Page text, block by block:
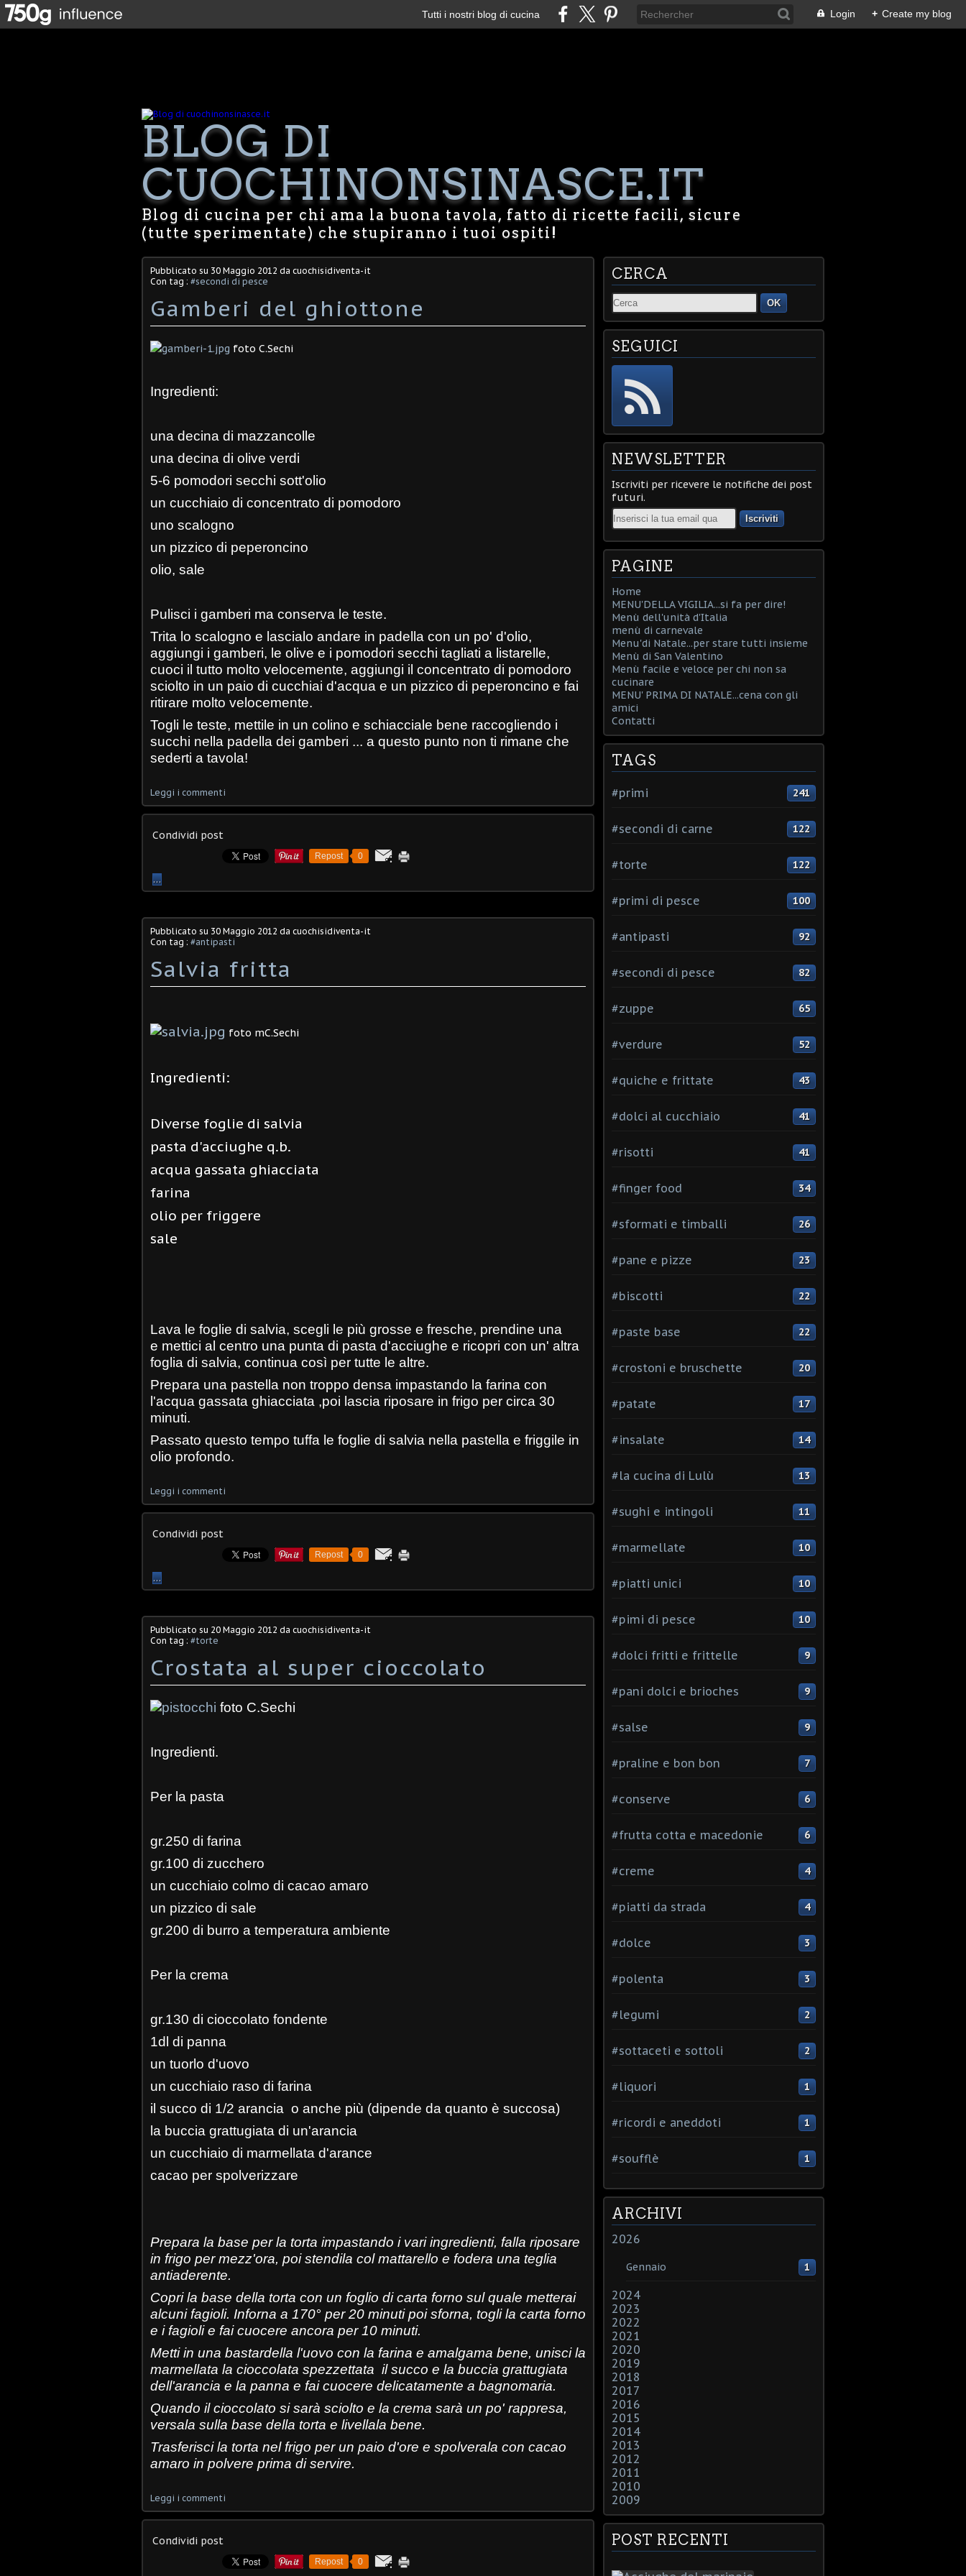
Tutti i nostri blog di cucina Login + Create my blog
BLOG DI
CUOCHINONSINASCE.IT
Blog di cucina per chi ama la buona tavola, fatto di ricette facili, sicure
(tutte sperimentate) che stupiranno i tuoi ospiti!
Pubblicato su 30 Maggio 2012 da cuochisidiventa-it
Con tag : #secondi di pesce
Gamberi del ghiottone
foto C.Sechi
Ingredienti:
una decina di mazzancolle
una decina di olive verdi
5-6 pomodori secchi sott'olio
un cucchiaio di concentrato di pomodoro
uno scalogno
un pizzico di peperoncino
olio, sale
Pulisci i gamberi ma conserva le teste.
Trita lo scalogno e lascialo andare in padella con un po' d'olio,
aggiungi i gamberi, le olive e i pomodori secchi tagliati a listarelle,
cuoci il tutto molto velocemente, aggiungi il concentrato di pomodoro
sciolto in un paio di cucchiai d'acqua e un pizzico di peperoncino e fai
ritirare molto velocemente.
Togli le teste, mettile in un colino e schiacciale bene raccogliendo i
succhi nella padella dei gamberi ... a questo punto non ti rimane che
sederti a tavola!
Leggi i commenti
Condividi post
Repost 0
…
Pubblicato su 30 Maggio 2012 da cuochisidiventa-it
Con tag : #antipasti
Salvia fritta
foto mC.Sechi
Ingredienti:
Diverse foglie di salvia
pasta d'acciughe q.b.
acqua gassata ghiacciata
farina
olio per friggere
sale
Lava le foglie di salvia, scegli le più grosse e fresche, prendine una
e mettici al centro una punta di pasta d'acciughe e ricopri con un' altra
foglia di salvia, continua così per tutte le altre.
Prepara una pastella non troppo densa impastando la farina con
l'acqua gassata ghiacciata ,poi lascia riposare in frigo per circa 30
minuti.
Passato questo tempo tuffa le foglie di salvia nella pastella e friggile in
olio profondo.
Leggi i commenti
Condividi post
Repost 0
…
Pubblicato su 20 Maggio 2012 da cuochisidiventa-it
Con tag : #torte
Crostata al super cioccolato
foto C.Sechi
Ingredienti.
Per la pasta
gr.250 di farina
gr.100 di zucchero
un cucchiaio colmo di cacao amaro
un pizzico di sale
gr.200 di burro a temperatura ambiente
Per la crema
gr.130 di cioccolato fondente
1dl di panna
un tuorlo d'uovo
un cucchiaio raso di farina
il succo di 1/2 arancia o anche più (dipende da quanto è succosa)
la buccia grattugiata di un'arancia
un cucchiaio di marmellata d'arance
cacao per spolverizzare
Prepara la base per la torta impastando i vari ingredienti, falla riposare
in frigo per mezz'ora, poi stendila col mattarello e fodera una teglia
antiaderente.
Copri la base della torta con un foglio di carta forno sul quale metterai
alcuni fagioli. Inforna a 170° per 20 minuti poi sforna, togli la carta forno
e i fagioli e fai cuocere ancora per 10 minuti.
Metti in una bastardella l'uovo con la farina e amalgama bene, unisci la
marmellata la cioccolata spezzettata il succo e la buccia grattugiata
dell'arancia e la panna e fai cuocere delicatamente a bagnomaria.
Quando il cioccolato si sarà sciolto e la crema sarà un po' rappresa,
versala sulla base della torta e livellala bene.
Trasferisci la torta nel frigo per un paio d'ore e spolverala con cacao
amaro in polvere prima di servire.
Leggi i commenti
Condividi post
Repost 0
CERCA
OK
SEGUICI
NEWSLETTER
Iscriviti per ricevere le notifiche dei post
futuri.
Email
PAGINE
Home
MENU'DELLA VIGILIA...si fa per dire!
Menù dell'unità d'Italia
menù di carnevale
Menu'di Natale...per stare tutti insieme
Menù di San Valentino
Menù facile e veloce per chi non sa
cucinare
MENU' PRIMA DI NATALE...cena con gli
amici
Contatti
TAGS
#primi 241
#secondi di carne 122
#torte 122
#primi di pesce 100
#antipasti 92
#secondi di pesce 82
#zuppe 65
#verdure 52
#quiche e frittate 43
#dolci al cucchiaio 41
#risotti 41
#finger food 34
#sformati e timballi 26
#pane e pizze 23
#biscotti 22
#paste base 22
#crostoni e bruschette 20
#patate 17
#insalate 14
#la cucina di Lulù 13
#sughi e intingoli 11
#marmellate 10
#piatti unici 10
#pimi di pesce 10
#dolci fritti e frittelle 9
#pani dolci e brioches 9
#salse 9
#praline e bon bon 7
#conserve 6
#frutta cotta e macedonie 6
#creme 4
#piatti da strada 4
#dolce 3
#polenta 3
#legumi 2
#sottaceti e sottoli 2
#liquori 1
#ricordi e aneddoti 1
#soufflè 1
ARCHIVI
2026
Gennaio 1
2024
2023
2022
2021
2020
2019
2018
2017
2016
2015
2014
2013
2012
2011
2010
2009
POST RECENTI